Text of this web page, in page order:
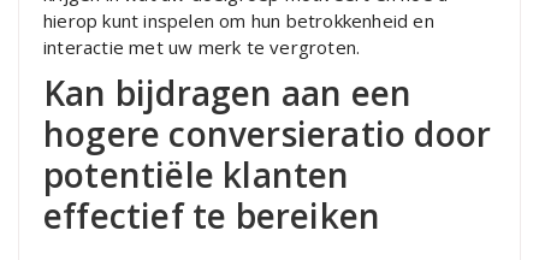
hierop kunt inspelen om hun betrokkenheid en
interactie met uw merk te vergroten.
Kan bijdragen aan een
hogere conversieratio door
potentiële klanten
effectief te bereiken